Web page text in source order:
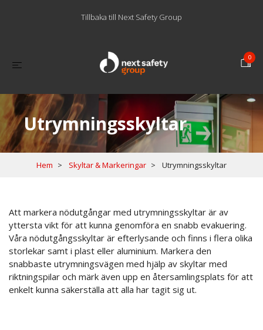
Tillbaka till Next Safety Group
0
Utrymningsskyltar
Hem Skyltar & Markeringar Utrymningsskyltar
Att markera nödutgångar med utrymningsskyltar är av
yttersta vikt för att kunna genomföra en snabb evakuering.
Våra nödutgångsskyltar är efterlysande och finns i flera olika
storlekar samt i plast eller aluminium. Markera den
snabbaste utrymningsvägen med hjälp av skyltar med
riktningspilar och märk även upp en återsamlingsplats för att
enkelt kunna säkerställa att alla har tagit sig ut.